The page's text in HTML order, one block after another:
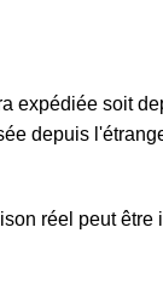
expédiée soit
depuis
réel peut